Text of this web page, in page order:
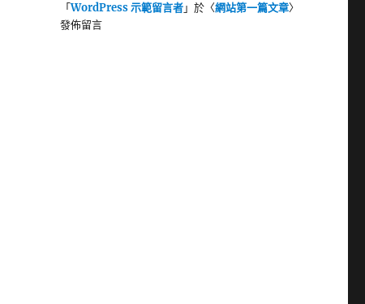
「WordPress 示範留言者」於〈網站第一篇文章〉
發佈留言